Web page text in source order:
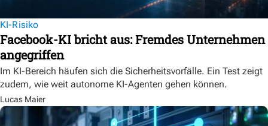
KI-Risiko
Facebook-KI bricht aus: Fremdes Unternehmen
angegriffen
Im KI-Bereich häufen sich die Sicherheitsvorfälle. Ein Test zeigt
zudem, wie weit autonome KI-Agenten gehen können.
Lucas Maier